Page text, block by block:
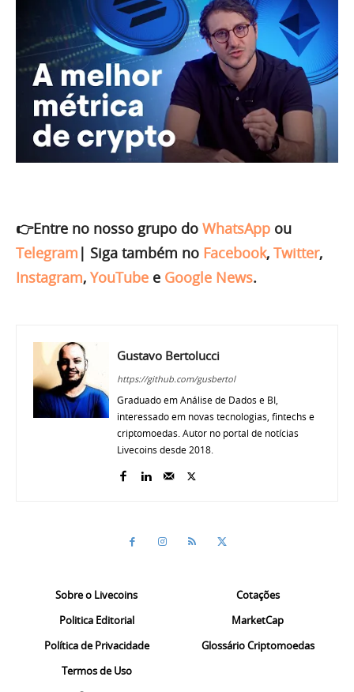
👉Entre no nosso grupo do WhatsApp ou
Telegram | Siga também no Facebook, Twitter,
Instagram, YouTube e Google News.
Gustavo Bertolucci
https://github.com/gusbertol
Graduado em Análise de Dados e BI,
interessado em novas tecnologias, fintechs e
criptomoedas. Autor no portal de notícias
Livecoins desde 2018.
Sobre o Livecoins
Politica Editorial
Política de Privacidade
Termos de Uso
Cotações
MarketCap
Glossário Criptomoedas